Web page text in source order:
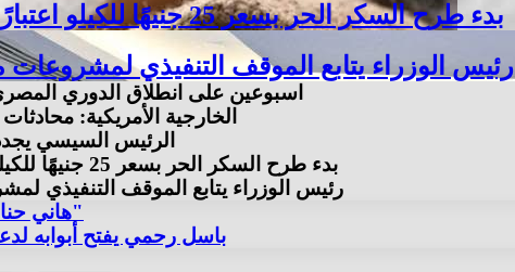
بدء طرح السكر الحر بسعر 25 جنيهًا للكيلو اعتبارًا من غد الخميس 6 أغسطس
رئيس الوزراء يتابع الموقف التنفيذي
اسبوعين على انطلاق الدوري المصري.. مواعيد أهم
الخارجية الأمريكية:
الرئيس السيسي
بدء طرح السكر الحر بسعر 25 جنيهًا للكيلو اعتبارًا من غد الخميس 6 أغسطس
رئيس الوزراء يتابع الموقف التنفيذي
هاني حنا يوجه برفع كفاءة "الاتصال السياسي"
باسل رحمي يفتح أبوابه